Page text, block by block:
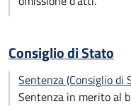
Consiglio di Stato
Sentenza (Consiglio
Sentenza in merito al